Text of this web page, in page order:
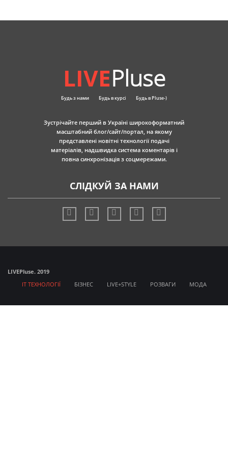
LIVEPluse
Будь з нами Будь в курсі Будь в Pluse-)
Зустрічайте перший в Україні широкоформатний
масштабний блог/сайт/портал, на якому
представлені новітні технології подачі
матеріалів, надшвидка система коментарів і
повна синхронізація з соцмережами.
СЛІДКУЙ ЗА НАМИ
LIVEPluse. 2019
IT ТЕХНОЛОГІЇ
БІЗНЕС LIVE+STYLE РОЗВАГИ МОДА